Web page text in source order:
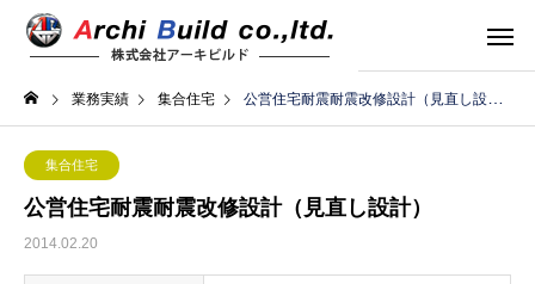
業務実績 集合住宅 公営住宅耐震耐震改修設計（見直し設計）
集合住宅
公営住宅耐震耐震改修設計（見直し設計）
2014.02.20